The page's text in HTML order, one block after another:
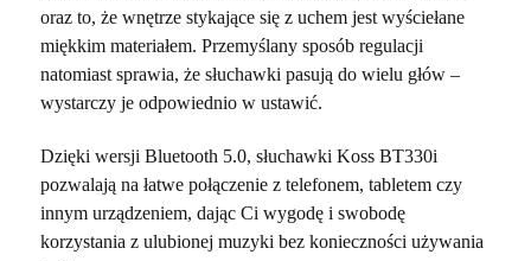
oraz to, że wnętrze stykające się z uchem jest wyściełane
miękkim materiałem. Przemyślany sposób regulacji
natomiast sprawia, że słuchawki pasują do wielu głów –
wystarczy je odpowiednio w ustawić.
Dzięki wersji Bluetooth 5.0, słuchawki Koss BT330i
pozwalają na łatwe połączenie z telefonem, tabletem czy
innym urządzeniem, dając Ci wygodę i swobodę
korzystania z ulubionej muzyki bez konieczności używania